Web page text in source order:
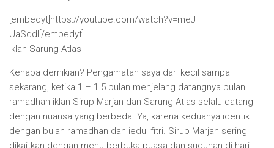
[embedyt]https://youtube.com/watch?v=meJ–
UaSddI[/embedyt]
Iklan Sarung Atlas
Kenapa demikian? Pengamatan saya dari kecil sampai
sekarang, ketika 1 – 1.5 bulan menjelang datangnya bulan
ramadhan iklan Sirup Marjan dan Sarung Atlas selalu datang
dengan nuansa yang berbeda. Ya, karena keduanya identik
dengan bulan ramadhan dan iedul fitri. Sirup Marjan sering